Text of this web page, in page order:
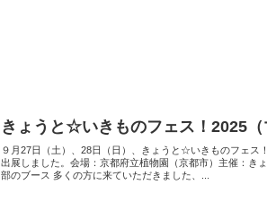
きょうと☆いきものフェス！2025（
９月27日（土）、28日（日）、きょうと☆いきものフェス
出展しました。会場：京都府立植物園（京都市）主催：き
部のブース 多くの方に来ていただきました、...